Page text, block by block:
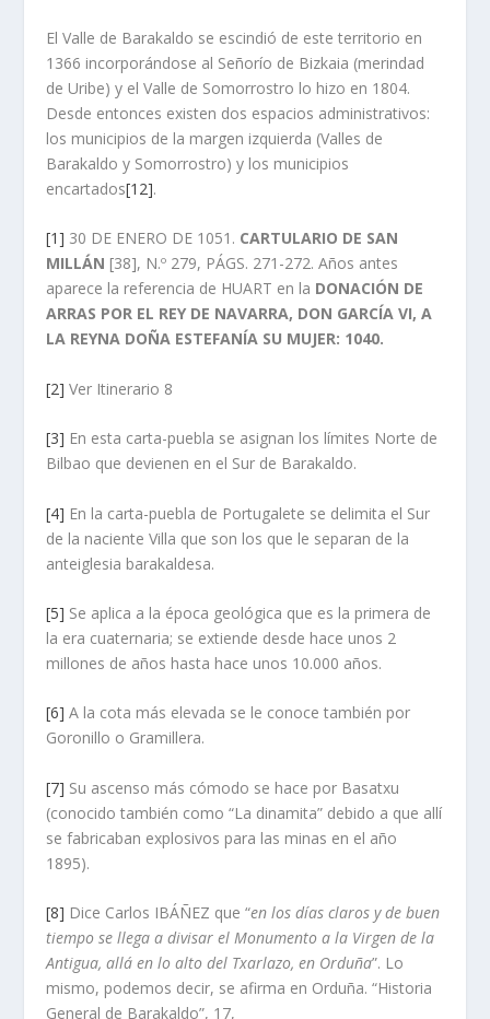
El Valle de Barakaldo se escindió de este territorio en
1366 incorporándose al Señorío de Bizkaia (merindad
de Uribe) y el Valle de Somorrostro lo hizo en 1804.
Desde entonces existen dos espacios administrativos:
los municipios de la margen izquierda (Valles de
Barakaldo y Somorrostro) y los municipios
encartados[12].
[1] 30 DE ENERO DE 1051. CARTULARIO DE SAN
MILLÁN [38], N.º 279, PÁGS. 271-272. Años antes
aparece la referencia de HUART en la DONACIÓN DE
ARRAS POR EL REY DE NAVARRA, DON GARCÍA VI, A
LA REYNA DOÑA ESTEFANÍA SU MUJER: 1040.
[2] Ver Itinerario 8
[3] En esta carta-puebla se asignan los límites Norte de
Bilbao que devienen en el Sur de Barakaldo.
[4] En la carta-puebla de Portugalete se delimita el Sur
de la naciente Villa que son los que le separan de la
anteiglesia barakaldesa.
[5] Se aplica a la época geológica que es la primera de
la era cuaternaria; se extiende desde hace unos 2
millones de años hasta hace unos 10.000 años.
[6] A la cota más elevada se le conoce también por
Goronillo o Gramillera.
[7] Su ascenso más cómodo se hace por Basatxu
(conocido también como “La dinamita” debido a que allí
se fabricaban explosivos para las minas en el año
1895).
[8] Dice Carlos IBÁÑEZ que “en los días claros y de buen
tiempo se llega a divisar el Monumento a la Virgen de la
Antigua, allá en lo alto del Txarlazo, en Orduña”. Lo
mismo, podemos decir, se afirma en Orduña. “Historia
General de Barakaldo”, 17,